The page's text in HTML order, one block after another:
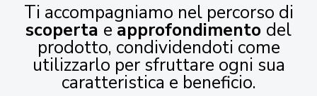
Ti accompagniamo nel percorso di
scoperta e approfondimento del
prodotto, condividendoti come
utilizzarlo per sfruttare ogni sua
caratteristica e beneficio.